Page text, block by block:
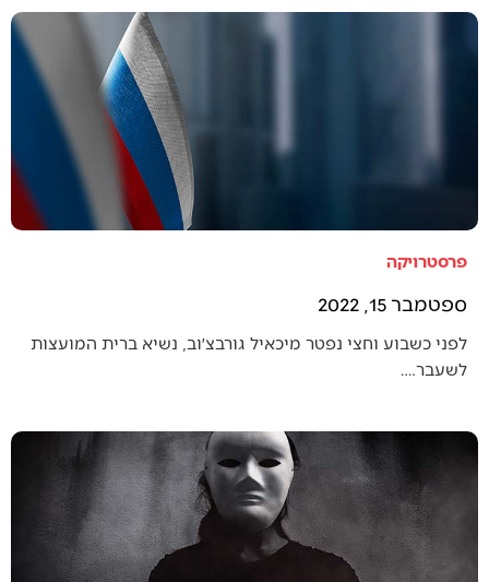
פרסטרויקה
ספטמבר 15, 2022
לפני כשבוע וחצי נפטר מיכאיל גורבצ׳וב, נשיא ברית המועצות
לשעבר.…